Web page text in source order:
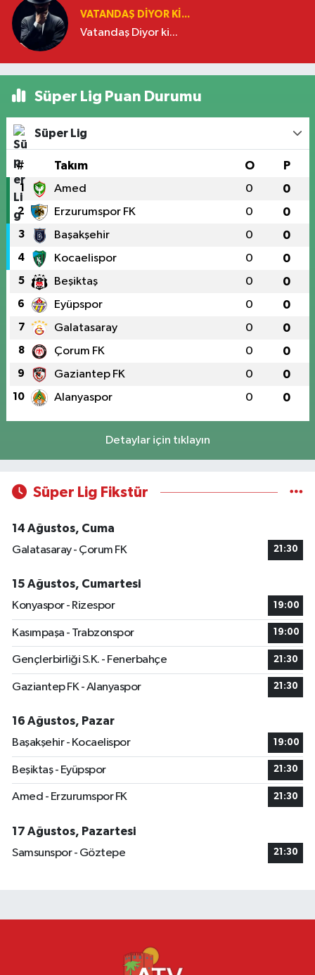
VATANDAŞ DIYOR KI...
Vatandaş Diyor ki...
Süper Lig Puan Durumu
Süper Lig
# Takım O P
1 Amed 0 0
2 Erzurumspor FK 0 0
3 Başakşehir 0 0
4 Kocaelispor 0 0
5 Beşiktaş 0 0
6 Eyüpspor 0 0
7 Galatasaray 0 0
8 Çorum FK 0 0
9 Gaziantep FK 0 0
10 Alanyaspor 0 0
Detaylar için tıklayın
Süper Lig Fikstür
14 Ağustos, Cuma
Galatasaray - Çorum FK
21:30
15 Ağustos, Cumartesi
Konyaspor - Rizespor
19:00
Kasımpaşa - Trabzonspor 19:00
Gençlerbirliği S.K. - Fenerbahçe 21:30
Gaziantep FK - Alanyaspor 21:30
16 Ağustos, Pazar
Başakşehir - Kocaelispor
19:00
Beşiktaş - Eyüpspor 21:30
Amed - Erzurumspor FK 21:30
17 Ağustos, Pazartesi
Samsunspor - Göztepe
21:30